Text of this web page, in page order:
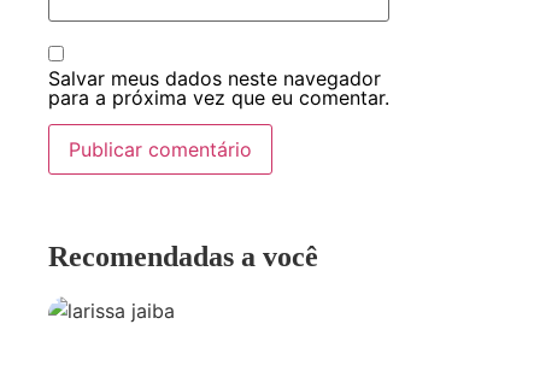
Salvar meus dados neste navegador
para a próxima vez que eu comentar.
Recomendadas a você